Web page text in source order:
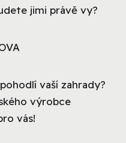
jimi právě vy?
vaší zahrady?
výrobce
vás!